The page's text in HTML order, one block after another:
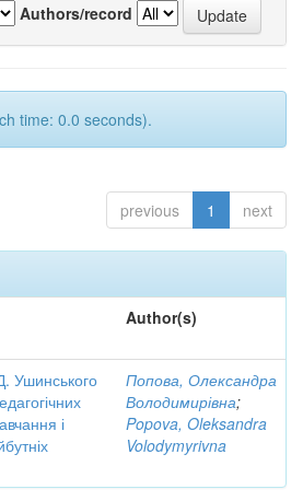
Authors/record
time: 0.0 seconds).
previous 1 next
Author(s)
Ушинського
і
Попова, Олександра
Володимирівна;
Popova, Oleksandra
Volodymyrivna